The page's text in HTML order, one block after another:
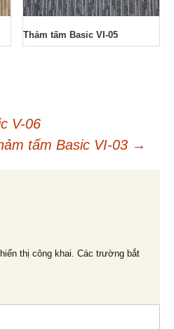
Thảm tấm Basic VI-05
V-06
tấm Basic VI-03 →
thị công khai. Các trường bắt